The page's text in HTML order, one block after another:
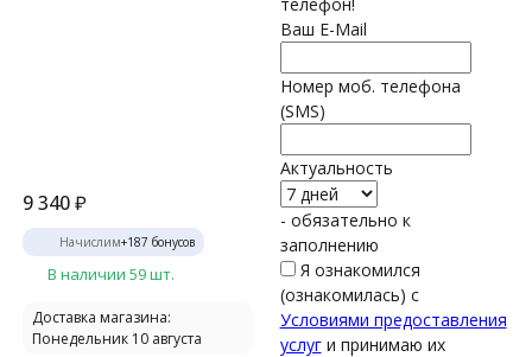
9 340₽
Начислим+187 бонусов
В наличии 59 шт.
Доставка магазина:
Понедельник 10 августа
Ваш E-Mail
Номер моб. телефона
(SMS)
Актуальность
- обязательно к
заполнению
Я ознакомился
(ознакомилась) с
Условиями предоставления
услуги принимаю их